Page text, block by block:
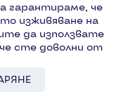
гарантираме, че
изживяване на
да използвате
сте доволни от